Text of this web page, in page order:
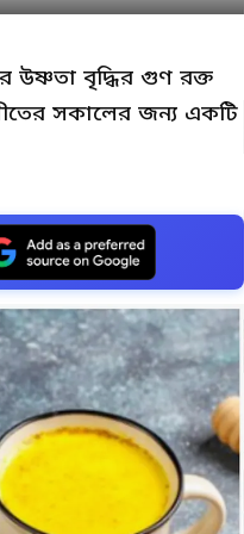
উষ্ণতা বৃদ্ধির গুণ রক্ত
সকালের জন্য একটি